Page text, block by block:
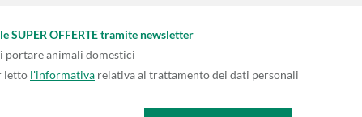
SUPER OFFERTE tramite newsletter
portare animali domestici
letto l'informativa relativa al trattamento dei dati personali